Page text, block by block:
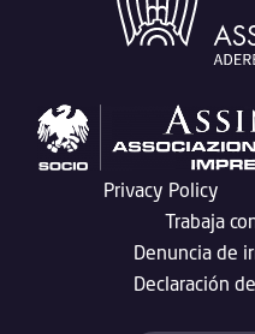
Privacy Policy
Trabaja
Denuncia de
Declaración